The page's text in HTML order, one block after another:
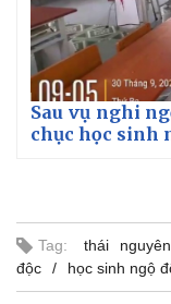
Thế giới
Quan sát
Sau vụ nghi
chục học sinh
Tag: thái nguyên
độc
học sinh ngộ